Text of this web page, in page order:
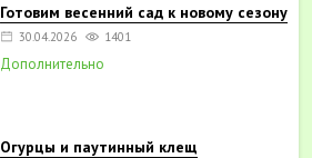
Готовим весенний сад к новому сезону
30.04.2026 1401
Дополнительно
Огурцы и паутинный клещ